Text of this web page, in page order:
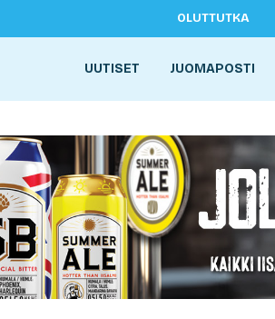
OLUTTUTKA
UUTISET JUOMAPOSTI